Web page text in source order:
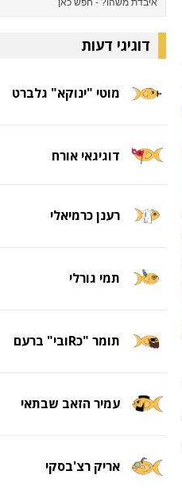
דוגיגי דעות
מוטי "ינוקא" גלברט
דוגיגאי אורח
רענן כרמיאלי
תמי גורלי
תומר "כRובי" ברעם
עמיר הזאב שבתאי
אריק רצ'בסקי